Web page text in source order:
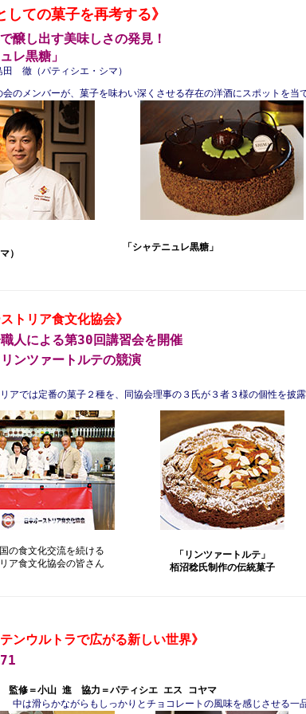
しての菓子を再考する》
醸し出す美味しさの発見！
レ黒糖」
田 徹（パティシエ・シマ）
会のメンバーが、菓子を味わい深くさせる存在の洋酒にスポットを当
）
「シャテニュレ黒糖」
トリア食文化協会》
人による第30回講習会を開催
ンツァートルテの競演
アでは定番の菓子２種を、同協会理事の３氏が３者３様の個性を披
の食文化交流を続ける
ア食文化協会の皆さん
「リンツァートルテ」
栢沼稔氏制作の伝統菓子
ンウルトラで広がる新しい世界》
監修＝小山 進 協力＝パティシエ エス コヤマ
中は滑らかながらもしっかりとチョコレートの風味を感じさせる一